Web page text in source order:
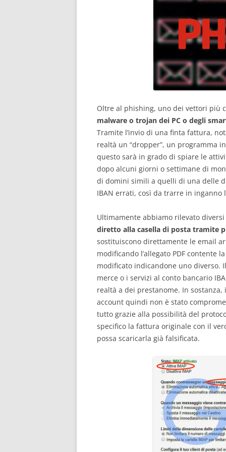
Oltre al phishing, uno dei vettori più
malware o trojan dei PC o degli
Tramite l’invio di una finta fattura,
realtà un “dropper”, un programma
questo sarà in grado di spiare le
dopo alcuni giorni o settimane di
di domini simili a quelli di una delle
IBAN errati, così da trarre in inganno
Ultimamente abbiamo rilevato
diretto alla casella di posta tramite
sostituiscono direttamente le email
modificando l’allegato PDF contente
modificato indicandone uno diverso.
merce o i servizi al conto bancario
realtà a dei prestanome. In
account quindi non è stato
tutto grazie alla possibilità del
specifico la fattura originale con il
possa scaricarla già falsificata.